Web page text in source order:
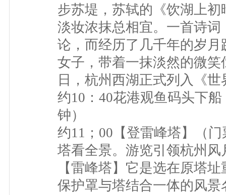
步苏堤，苏轼的《饮湖上
淡妆浓抹总相宜。一首诗
论，而经历了几千年的岁
女子，带着一抹淡然的微笑
日，杭州西湖正式列入《
约10：40花港观鱼码头下
钟）
约11；00【登雷峰塔】（
塔看全景。游览引领杭州
【雷峰塔】它是选在原塔
保护罩与塔结合一体的风